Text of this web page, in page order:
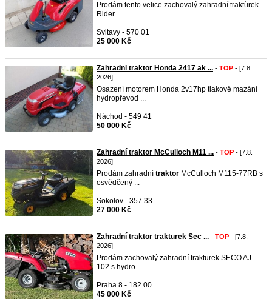
Prodám tento velice zachovalý zahradní traktůrek
Rider ...
Svitavy - 570 01
25 000 Kč
Zahradni traktor Honda 2417 ak ... - TOP - [7.8.
2026]
Osazení motorem Honda 2v17hp tlakově mazání
hydropřevod ...
Náchod - 549 41
50 000 Kč
Zahradní traktor McCulloch M11 ... - TOP - [7.8.
2026]
Prodám zahradní traktor McCulloch M115-77RB s
osvědčený ...
Sokolov - 357 33
27 000 Kč
Zahradní traktor trakturek Sec ... - TOP - [7.8.
2026]
Prodám zachovalý zahradní trakturek SECO AJ
102 s hydro ...
Praha 8 - 182 00
45 000 Kč